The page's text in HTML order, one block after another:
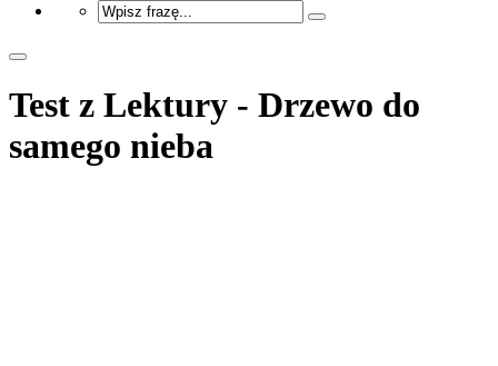
Test z Lektury - Drzewo do
samego nieba